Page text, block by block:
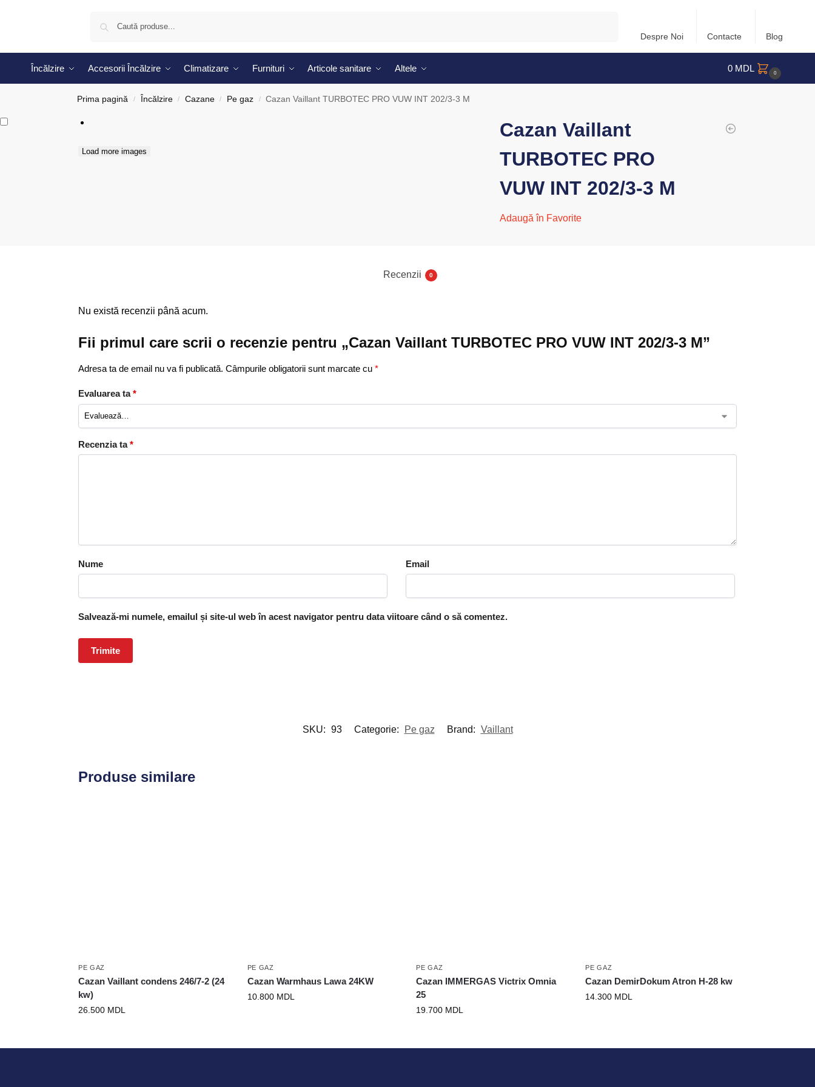
Despre Noi Contacte Blog
Încălzire Accesorii Încălzire Climatizare Furnituri Articole sanitare Altele 0 MDL 0
Prima pagină / Încălzire / Cazane / Pe gaz / Cazan Vaillant TURBOTEC PRO VUW INT 202/3-3 M
Load more images
Cazan Vaillant
TURBOTEC PRO
VUW INT 202/3-3 M
Adaugă în Favorite
Recenzii 0
Nu există recenzii până acum.
Fii primul care scrii o recenzie pentru „Cazan Vaillant TURBOTEC PRO VUW INT 202/3-3 M”
Adresa ta de email nu va fi publicată. Câmpurile obligatorii sunt marcate cu *
Evaluarea ta*
Recenzia ta*
Nume Email
Salvează-mi numele, emailul și site-ul web în acest navigator pentru data viitoare când o să comentez.
SKU: 93 Categorie: Pe gaz Brand: Vaillant
Produse similare
PE GAZ
Cazan Vaillant condens 246/7-2 (24
kw)
26.500 MDL
PE GAZ
Cazan Warmhaus Lawa 24KW
10.800 MDL
PE GAZ
Cazan IMMERGAS Victrix Omnia
25
19.700 MDL
PE GAZ
Cazan DemirDokum Atron H-28 kw
14.300 MDL